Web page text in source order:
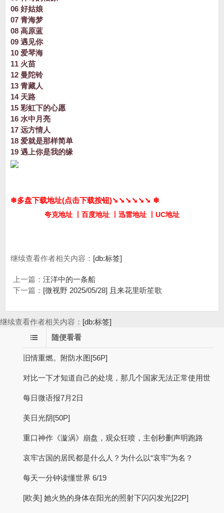
06 好姑娘
07 青海梦
08 高原蓝
09 遇见你
10 爱琴海
11 火苗
12 曼陀铃
13 青藏人
14 天路
15 彩虹下的心愿
16 水中月亮
17 远方情人
18 爱就是那样简单
19 遇上你是我的缘
❄多盘下载地址(点击下载按钮)➘➘➘➘➘➘ ❄
夸克地址 丨百度地址 丨迅雷地址 丨UC地址
继续查看作者相关内容： [db:标签]
上一篇： 汪洋中的一条船
下一篇： [微视野 2025/05/28] 且来花里听笙歌
继续查看作者相关内容： [db:标签]
随便看看
旧情重燃。附防水图[56P]
对比一下才知道自己的处境，那几个国家无法正常使用世
每日微语报7月2日
美日光阴[50P]
重口神作《漩涡》崩盘，观众狂喷，主创秒删声明跑路
哀牢古国的居民都是什么人？为什么以“哀牢”为名？
每天一分钟读懂世界 6/19
[欧美] 她火热的身体在阳光的照射下闪闪发光[22P]